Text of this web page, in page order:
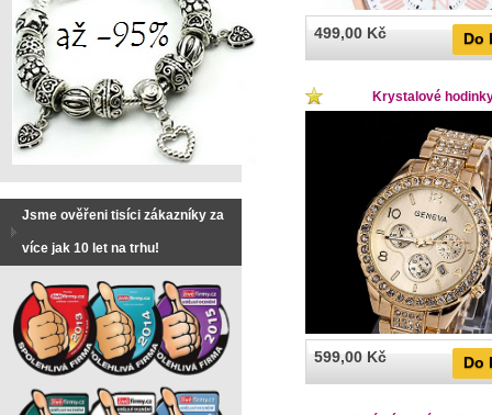
499,00 Kč Do
Krystalové
599,00 Kč Do
Jsme ověřeni tisíci zákazníky za
více jak 10 let na trhu!